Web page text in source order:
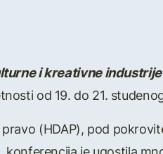
i kreativne
od 19. do 21.
(HDAP), pod